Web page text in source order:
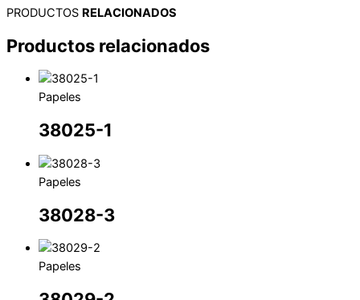
PRODUCTOS RELACIONADOS
Productos relacionados
Papeles
38025-1
Papeles
38028-3
Papeles